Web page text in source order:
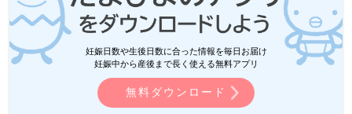
妊娠日数や生後日数に合った情報を毎日お届け
妊娠中から産後まで長く使える無料アプリ
無料ダウンロード